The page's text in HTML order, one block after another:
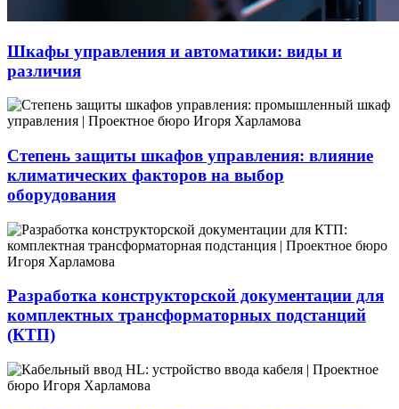
Шкафы управления и автоматики: виды и
различия
Степень защиты шкафов управления: влияние
климатических факторов на выбор
оборудования
Разработка конструкторской документации для
комплектных трансформаторных подстанций
(КТП)